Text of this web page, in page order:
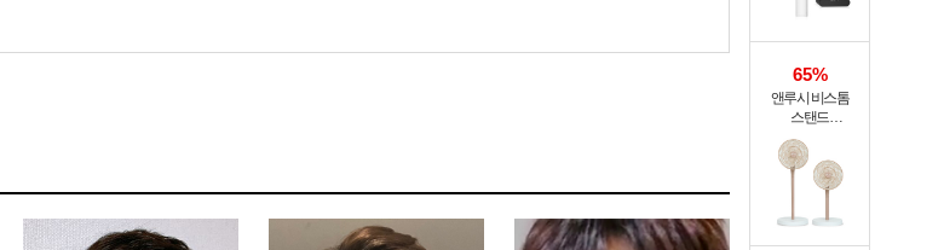
65%
앤루시 비스톰
스탠드
써큘레이터 ASF-
200A